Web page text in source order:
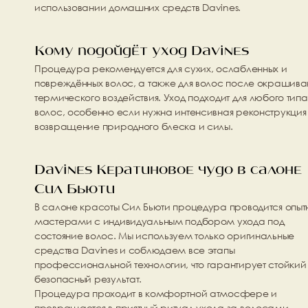
использовании домашних средств Davines.
Кому подойдёт уход Davines
Процедура рекомендуется для сухих, ослабленных и
повреждённых волос, а также для волос после
термического воздействия. Уход подходит для любого типа
волос, особенно если нужна интенсивная
возвращение природного блеска и силы.
Davines Кератиновое чудо в салоне
Сил Бьюти
В салоне красоты Сил Бьюти процедура проводится
мастерами с индивидуальным подбором ухода под
состояние волос. Мы используем только оригинальные
средства Davines и соблюдаем все этапы
профессиональной технологии, что гарантирует
безопасный результат.
Процедура проходит в комфортной атмосфере и